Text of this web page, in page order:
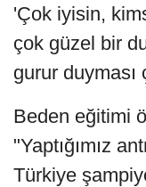
'Çok iyisin,
çok güzel bir
gurur duyması
Beden eğitimi
"Yaptığımız
Türkiye